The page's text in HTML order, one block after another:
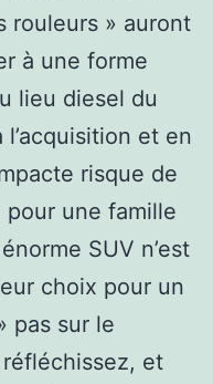
rouleurs » auront
à une forme
lieu diesel du
et en
risque de
pour une famille
SUV n’est
choix pour un
pas sur le
et